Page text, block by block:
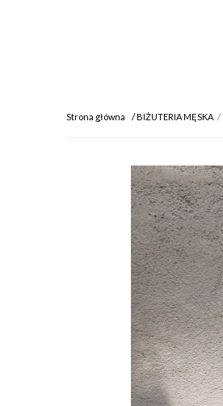
Strona główna BIŻUTERIA MĘSKA